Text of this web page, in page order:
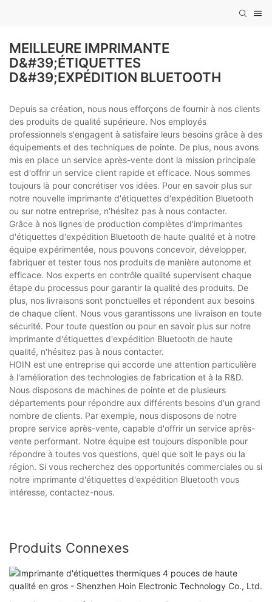
MEILLEURE IMPRIMANTE
D&#39;ÉTIQUETTES
D&#39;EXPÉDITION BLUETOOTH
Depuis sa création, nous nous efforçons de fournir à nos clients
des produits de qualité supérieure. Nos employés
professionnels s'engagent à satisfaire leurs besoins grâce à des
équipements et des techniques de pointe. De plus, nous avons
mis en place un service après-vente dont la mission principale
est d'offrir un service client rapide et efficace. Nous sommes
toujours là pour concrétiser vos idées. Pour en savoir plus sur
notre nouvelle imprimante d'étiquettes d'expédition Bluetooth
ou sur notre entreprise, n'hésitez pas à nous contacter.
Grâce à nos lignes de production complètes d'imprimantes
d'étiquettes d'expédition Bluetooth de haute qualité et à notre
équipe expérimentée, nous pouvons concevoir, développer,
fabriquer et tester tous nos produits de manière autonome et
efficace. Nos experts en contrôle qualité supervisent chaque
étape du processus pour garantir la qualité des produits. De
plus, nos livraisons sont ponctuelles et répondent aux besoins
de chaque client. Nous vous garantissons une livraison en toute
sécurité. Pour toute question ou pour en savoir plus sur notre
imprimante d'étiquettes d'expédition Bluetooth de haute
qualité, n'hésitez pas à nous contacter.
HOIN est une entreprise qui accorde une attention particulière
à l'amélioration des technologies de fabrication et à la R&D.
Nous disposons de machines de pointe et de plusieurs
départements pour répondre aux différents besoins d'un grand
nombre de clients. Par exemple, nous disposons de notre
propre service après-vente, capable d'offrir un service après-
vente performant. Notre équipe est toujours disponible pour
répondre à toutes vos questions, quel que soit le pays ou la
région. Si vous recherchez des opportunités commerciales ou si
notre imprimante d'étiquettes d'expédition Bluetooth vous
intéresse, contactez-nous.
Produits Connexes